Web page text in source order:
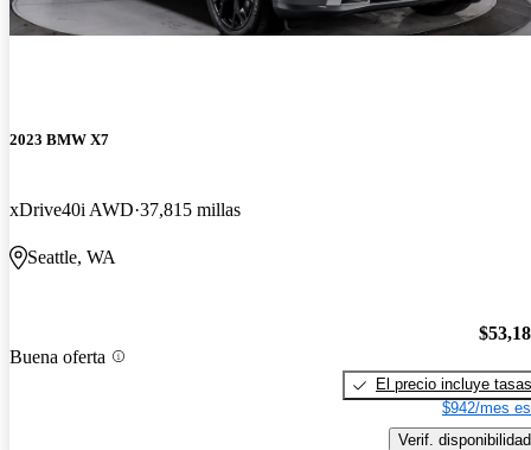
2023 BMW X7
xDrive40i AWD 37,815 millas
Seattle, WA
Buena oferta
El precio incluye tasas
$942/mes
Verif. disponibilidad